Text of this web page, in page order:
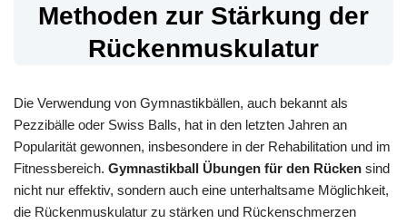
Methoden zur Stärkung der
Rückenmuskulatur
Die Verwendung von Gymnastikbällen, auch bekannt als
Pezzibälle oder Swiss Balls, hat in den letzten Jahren an
Popularität gewonnen, insbesondere in der Rehabilitation und im
Fitnessbereich. Gymnastikball Übungen für den Rücken sind
nicht nur effektiv, sondern auch eine unterhaltsame Möglichkeit,
die Rückenmuskulatur zu stärken und Rückenschmerzen